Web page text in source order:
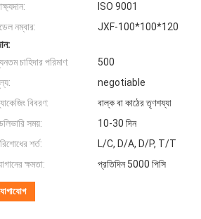
ISO 9001
নম্বার:
JXF-100*100*120
চাহিদার পরিমাণ:
500
negotiable
বিবরণ:
বাল্ক বা কাঠের তৃণশয্যা
সময়:
10-30 দিন
শর্ত:
L/C, D/A, D/P, T/T
ক্ষমতা:
প্রতিদিন 5000 পিসি